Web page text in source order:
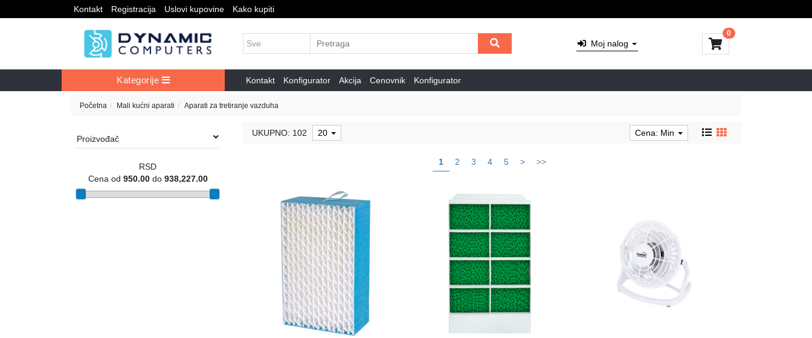
Kontakt Registracija Uslovi kupovine Kako kupiti
Moj nalog
0
Kategorije Kontakt Konfigurator Akcija Cenovnik Konfigurator
Početna Mali kućni aparati Aparati za tretiranje vazduha
Proizvođač
RSD
Cena od 950.00do 938,227.00
UKUPNO: 102 20 Cena: Min
1 2 3 4 5 > >>